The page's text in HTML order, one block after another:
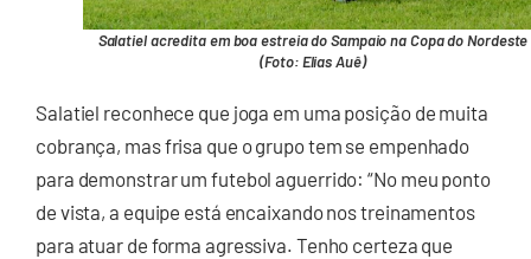
Salatiel acredita em boa estreia do Sampaio na Copa do Nordeste
(Foto: Elias Auê)
Salatiel reconhece que joga em uma posição de muita
cobrança, mas frisa que o grupo tem se empenhado
para demonstrar um futebol aguerrido: “No meu ponto
de vista, a equipe está encaixando nos treinamentos
para atuar de forma agressiva. Tenho certeza que